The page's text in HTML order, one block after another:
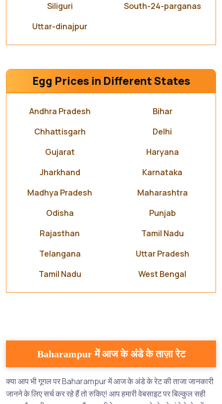
Siliguri
South-24-parganas
Uttar-dinajpur
Egg Prices in Different States
Andhra Pradesh
Bihar
Chhattisgarh
Delhi
Gujarat
Haryana
Jharkhand
Karnataka
Madhya Pradesh
Maharashtra
Odisha
Punjab
Rajasthan
Tamil Nadu
Telangana
Uttar Pradesh
Tamil Nadu
West Bengal
Baharampur में आज के अंडे के ताज़ा रेट
क्या आप भी गूगल पर Baharampur में आज के अंडे के रेट की ताजा जानकारी
जानने के लिए सर्च कर रहे हैं तो रुकिए! आप हमारी वेबसाइट पर बिल्कुल सही